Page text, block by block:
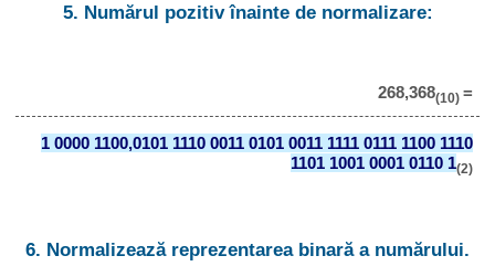
5. Numărul pozitiv înainte de normalizare:
268,368(10) =
1 0000 1100,0101 1110 0011 0101 0011 1111 0111 1100 1110
1101 1001 0001 0110 1(2)
6. Normalizează reprezentarea binară a numărului.